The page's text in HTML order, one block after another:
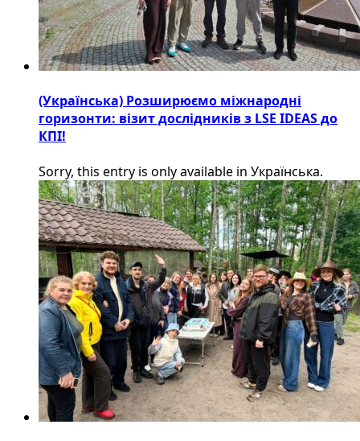
(Українська) Розширюємо міжнародні
горизонти: візит дослідників з LSE IDEAS до
КПІ!
Sorry, this entry is only available in Українська.